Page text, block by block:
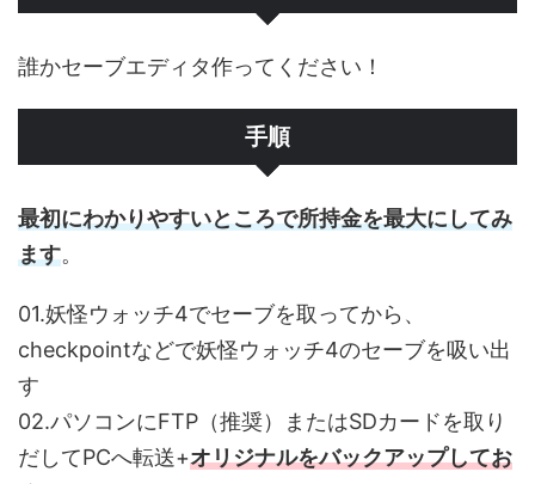
誰かセーブエディタ作ってください！
手順
最初にわかりやすいところで所持金を最大にしてみ
ます。
01.妖怪ウォッチ4でセーブを取ってから、
checkpointなどで妖怪ウォッチ4のセーブを吸い出
す
02.パソコンにFTP（推奨）またはSDカードを取り
だしてPCへ転送+オリジナルをバックアップしてお